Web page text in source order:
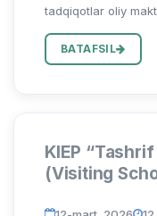
tadqiqotlar oliy
doira vakillari
rejalashtirilgan.
BATAFSIL
KIEP
(Visiting